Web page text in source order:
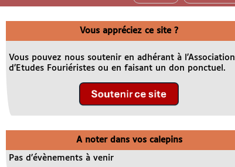
Vous appréciez ce site ?
Vous pouvez nous soutenir en adhérant à l’Association
d’Etudes Fouriéristes ou en faisant un don ponctuel.
A noter dans vos calepins
Pas d’évènements à venir